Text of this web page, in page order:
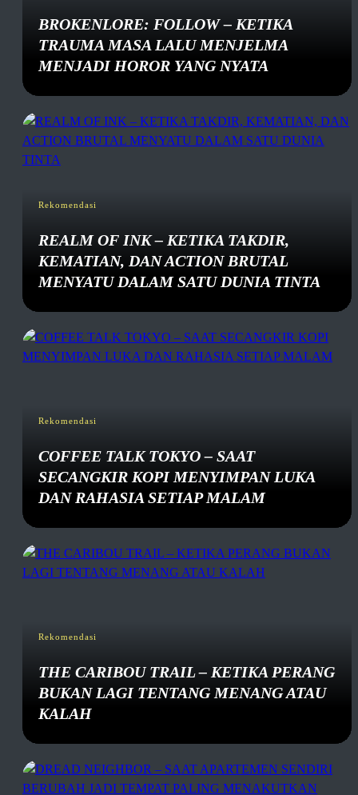
BROKENLORE: FOLLOW – KETIKA
TRAUMA MASA LALU MENJELMA
MENJADI HOROR YANG NYATA
Rekomendasi
REALM OF INK – KETIKA TAKDIR,
KEMATIAN, DAN ACTION BRUTAL
MENYATU DALAM SATU DUNIA TINTA
Rekomendasi
COFFEE TALK TOKYO – SAAT
SECANGKIR KOPI MENYIMPAN LUKA
DAN RAHASIA SETIAP MALAM
Rekomendasi
THE CARIBOU TRAIL – KETIKA PERANG
BUKAN LAGI TENTANG MENANG ATAU
KALAH